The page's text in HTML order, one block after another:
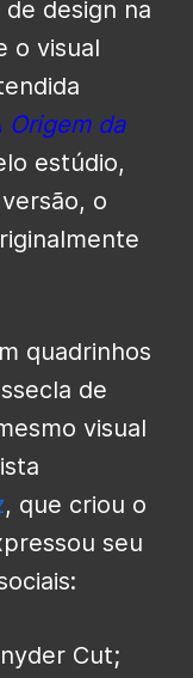
design na
o visual
Origem da
estúdio,
o
quadrinhos
de
visual
, que criou o
seu